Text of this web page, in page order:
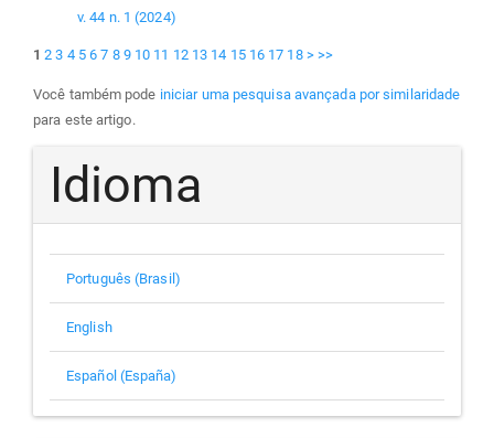
v. 44 n. 1 (2024)
1 2 3 4 5 6 7 8 9 10 11 12 13 14 15 16 17 18 > >>
Você também pode iniciar uma pesquisa avançada por similaridade
para este artigo.
Idioma
Português (Brasil)
English
Español (España)